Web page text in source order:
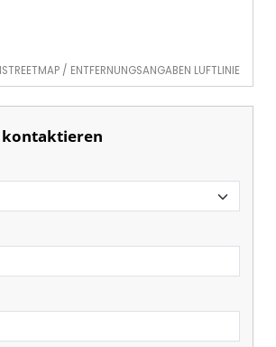
/ ENTFERNUNGSANGABEN LUFTLINIE